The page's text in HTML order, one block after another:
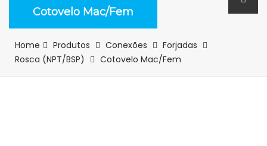
Cotovelo Mac/Fem
Home Produtos Conexões
Forjadas
Rosca (NPT/BSP)
Cotovelo Mac/Fem